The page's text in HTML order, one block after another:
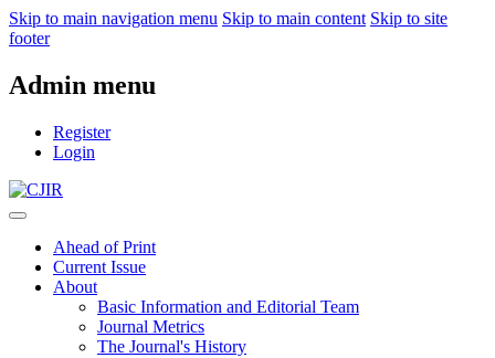
Skip to main navigation menu Skip to main content Skip to site
footer
Admin menu
Register
Login
Ahead of Print
Current Issue
About
Basic Information and Editorial Team
Journal Metrics
The Journal's History